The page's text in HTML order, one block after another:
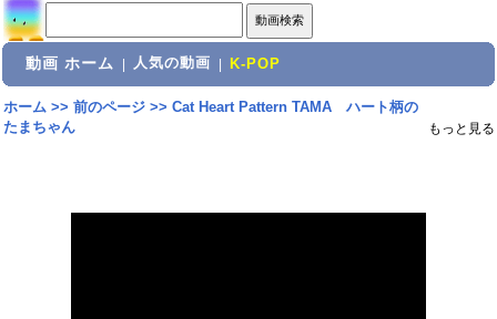
動画 ホーム 人気の動画 K-POP
ホーム>> 前のページ>> Cat Heart Pattern TAMA ハート柄の
たまちゃん
もっと見る